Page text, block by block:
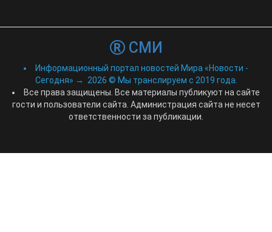
СМИ
Информационный портал новостей Мира «Новости -
Сегодня» → 2026 © Мы транслируем с 2019 года.
Все права защищены. Все материалы публикуют на сайте
гости и пользователи сайта. Администрация сайта не несет
ответственности за публикации.